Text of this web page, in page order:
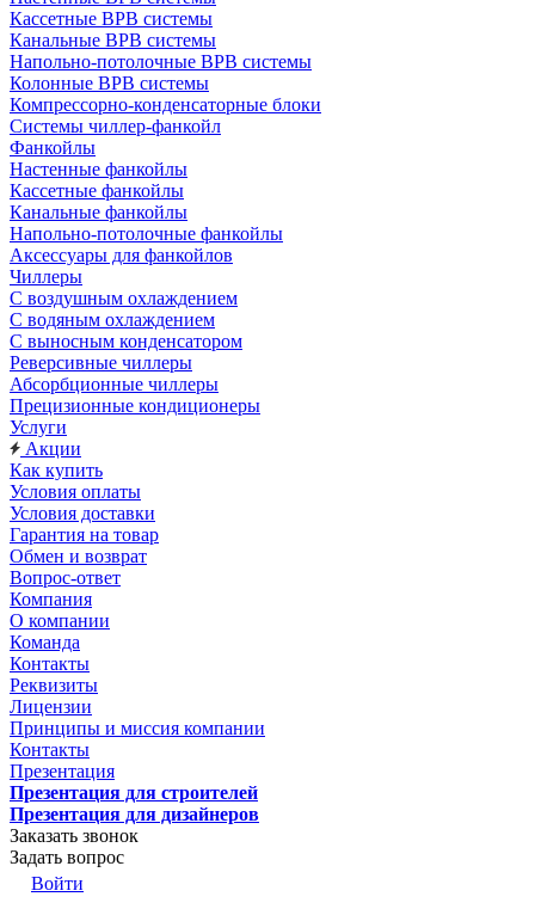
Кассетные ВРВ системы
Канальные ВРВ системы
Напольно-потолочные ВРВ системы
Колонные ВРВ системы
Компрессорно-конденсаторные блоки
Системы чиллер-фанкойл
Фанкойлы
Настенные фанкойлы
Кассетные фанкойлы
Канальные фанкойлы
Напольно-потолочные фанкойлы
Аксессуары для фанкойлов
Чиллеры
С воздушным охлаждением
С водяным охлаждением
С выносным конденсатором
Реверсивные чиллеры
Абсорбционные чиллеры
Прецизионные кондиционеры
Услуги
Акции
Как купить
Условия оплаты
Условия доставки
Гарантия на товар
Обмен и возврат
Вопрос-ответ
Компания
О компании
Команда
Контакты
Реквизиты
Лицензии
Принципы и миссия компании
Контакты
Презентация
Презентация для строителей
Презентация для дизайнеров
Заказать звонок
Задать вопрос
Войти